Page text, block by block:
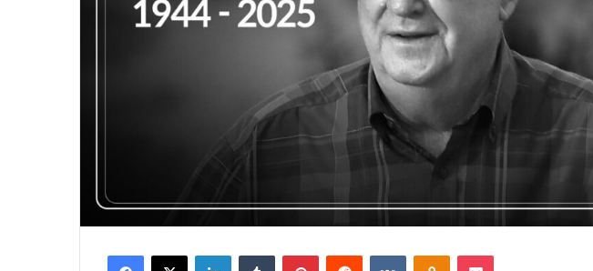
Facebook
X LinkedInTumblr PinterestReddit VKontakteOdnoklassniki
Pocket